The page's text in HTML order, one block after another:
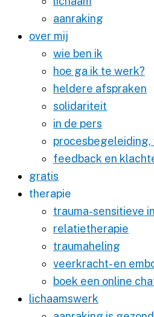
aanraking
over mij
wie ben ik
hoe ga ik te werk?
heldere afspraken
solidariteit
in de pers
procesbegeleiding,
feedback en
gratis
therapie
trauma-sensitieve
relatietherapie
traumaheling
veerkracht- en
boek een online
lichaamswerk